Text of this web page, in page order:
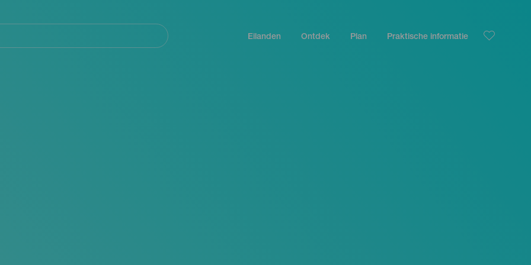
Eilanden Ontdek Plan Praktische informatie